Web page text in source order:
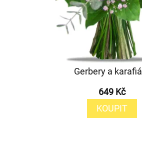
Gerbery a
649 Kč
KOUPIT